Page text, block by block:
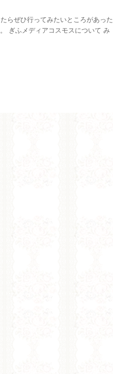
らぜひ行ってみたいところがあった
ぎふメディアコスモスについて み